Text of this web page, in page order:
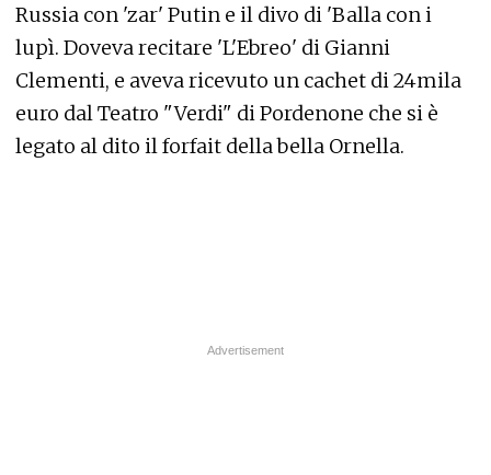
Russia con 'zar' Putin e il divo di 'Balla con i
lupì. Doveva recitare 'L'Ebreo' di Gianni
Clementi, e aveva ricevuto un cachet di 24mila
euro dal Teatro "Verdi" di Pordenone che si è
legato al dito il forfait della bella Ornella.